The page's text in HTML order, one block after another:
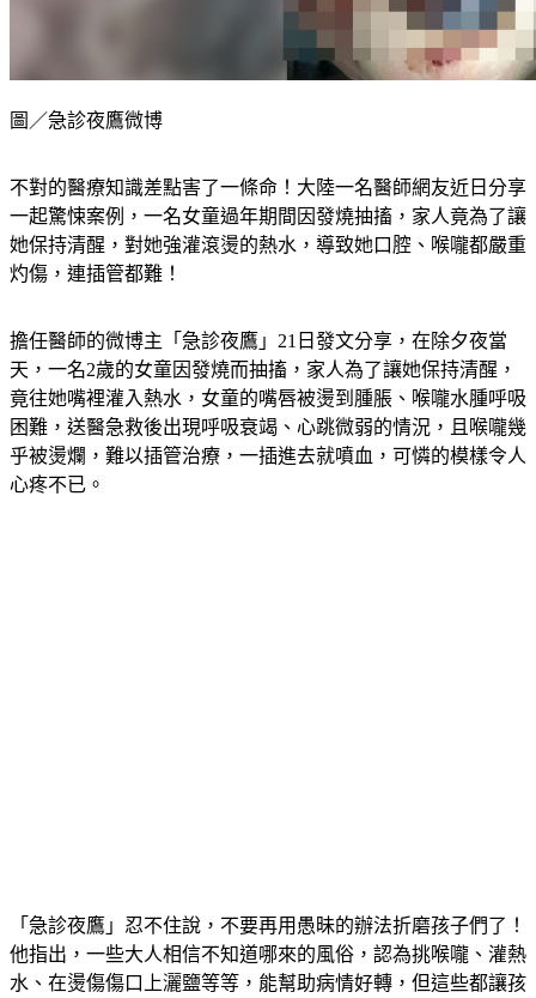
圖／急診夜鷹微博
不對的醫療知識差點害了一條命！大陸一名醫師網友近日分享
一起驚悚案例，一名女童過年期間因發燒抽搐，家人竟為了讓
她保持清醒，對她強灌滾燙的熱水，導致她口腔、喉嚨都嚴重
灼傷，連插管都難！
擔任醫師的微博主「急診夜鷹」21日發文分享，在除夕夜當
天，一名2歲的女童因發燒而抽搐，家人為了讓她保持清醒，
竟往她嘴裡灌入熱水，女童的嘴唇被燙到腫脹、喉嚨水腫呼吸
困難，送醫急救後出現呼吸衰竭、心跳微弱的情況，且喉嚨幾
乎被燙爛，難以插管治療，一插進去就噴血，可憐的模樣令人
心疼不已。
「急診夜鷹」忍不住說，不要再用愚昧的辦法折磨孩子們了！
他指出，一些大人相信不知道哪來的風俗，認為挑喉嚨、灌熱
水、在燙傷傷口上灑鹽等等，能幫助病情好轉，但這些都讓孩